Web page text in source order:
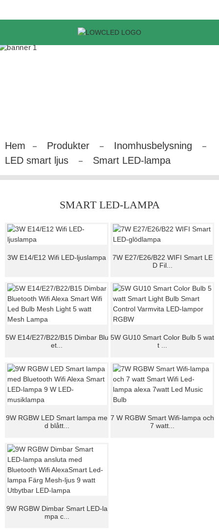
Hem Produkter
Inomhusbelysning
LED smart ljus
Smart LED-lampa
SMART LED-LAMPA
3W E14/E12 Wifi LED-ljuslampa
7W E27/E26/B22 WIFI Smart LE
D Fil...
5W E14/E27/B22/B15 Dimbar Blu
et...
5W GU10 Smart Color Bulb 5 wat
t ...
9W RGBW LED Smart lampa me
d blått...
7 W RGBW Smart Wifi-lampa och
7 watt...
9W RGBW Dimbar Smart LED-la
mpa c...